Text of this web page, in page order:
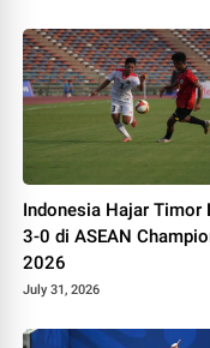
Indonesia Hajar Timor
3-0 di ASEAN
2026
July 31, 2026